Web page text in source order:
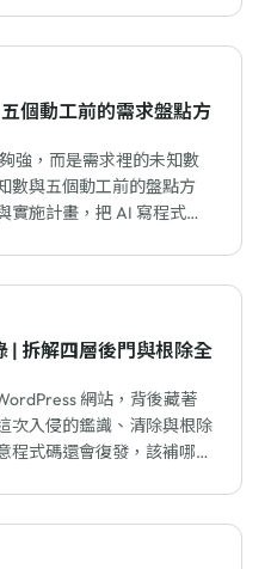
個動工前的需求盤點方
強，而是需求裡的未知數
數與五個動工前的盤點方
實施計畫，把 AI 寫程式的
| 拆解四層後門與根除全
網站，背後藏著
次入侵的鑑識、清除與根除
程式碼還會復發，該補哪個